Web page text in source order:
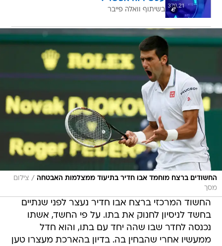
בשיתוף וואלה פייבר
החשודים ברצח מוחמד אבו חדיר בתיעוד ממצלמות האבטחה / צילום
מסך
החשוד המרכזי ברצח אבו חדיר נעצר לפני שנתיים
בחשד לניסיון לחנוק את בתו. על פי החשד, אשתו
נכנסה לחדר שבו שהה יחד עם בתו, והוא חדל
ממעשיו אחרי שהבחין בה. בדיון בהארכת מעצרו טען